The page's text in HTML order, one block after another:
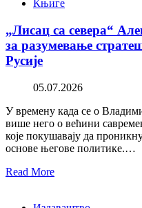
Књиге
„Лисац са севера“
за разумевање
Русије
05.07.2026
У времену када се о
више него о већини
које покушавају да
основе његове политике.…
Read More